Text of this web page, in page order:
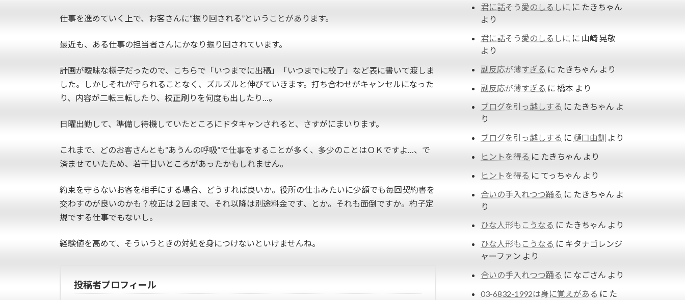
仕事を進めていく上で、お客さんに“振り回される”ということがあります。
最近も、ある仕事の担当者さんにかなり振り回されています。
計画が曖昧な様子だったので、こちらで「いつまでに出稿」「いつまでに校了」など表に書いて渡しま
した。しかしそれが守られることなく、ズルズルと伸びていきます。打ち合わせがキャンセルになった
り、内容が二転三転したり、校正刷りを何度も出したり…。
日曜出勤して、準備し待機していたところにドタキャンされると、さすがにまいります。
これまで、どのお客さんとも“あうんの呼吸”で仕事をすることが多く、多少のことはＯＫですよ…、で
済ませていたため、若干甘いところがあったかもしれません。
約束を守らないお客を相手にする場合、どうすれば良いか。役所の仕事みたいに少額でも毎回契約書を
交わすのが良いのかも？校正は２回まで、それ以降は別途料金です、とか。それも面倒ですか。杓子定
規でする仕事でもないし。
経験値を高めて、そういうときの対処を身につけないといけませんね。
投稿者プロフィール
君に話そう愛のしるしににたきちゃん
より
君に話そう愛のしるしにに山崎 晃敬
より
副反応が薄すぎるにたきちゃんより
副反応が薄すぎるに橋本より
ブログを引っ越しするにたきちゃんよ
り
ブログを引っ越しするに樋口由訓より
ヒントを得るにたきちゃんより
ヒントを得るにてっちゃんより
合いの手入れつつ踊るにたきちゃんよ
り
ひな人形もこうなるにたきちゃんより
ひな人形もこうなるにキタナゴレンジ
ャーファンより
合いの手入れつつ踊るになごさんより
03-6832-1992は身に覚えがあるにた